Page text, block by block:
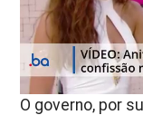
O governo, por